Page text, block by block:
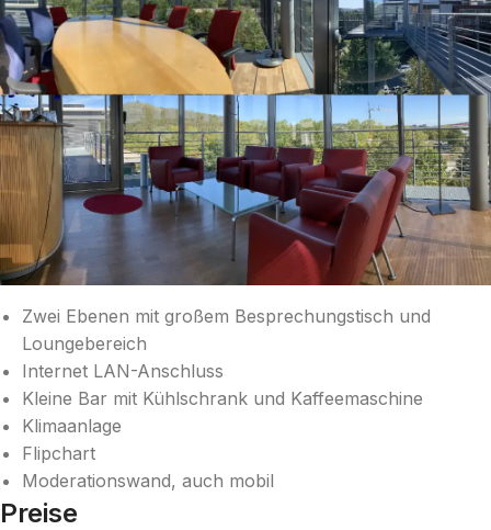
Zwei Ebenen mit großem Besprechungstisch und
Loungebereich
Internet LAN-Anschluss
Kleine Bar mit Kühlschrank und Kaffeemaschine
Klimaanlage
Flipchart
Moderationswand, auch mobil
Preise